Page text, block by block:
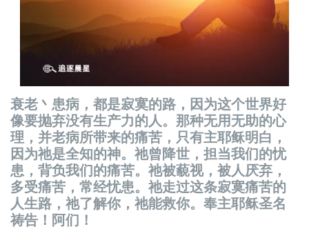
衰老丶患病，都是寂寞的路，因为这个世界好
像要抛弃没有生产力的人。那种无用无助的心
理，并老病所带来的痛苦，只有主耶稣明白，
因为祂是全知的神。祂曾降世，担当我们的忧
患，背负我们的痛苦。祂被藐视，被人厌弃，
多受痛苦，常经忧患。祂走过这条寂寞痛苦的
人生路，祂了解你，祂能救你。奉主耶稣圣名
祷告！阿们！